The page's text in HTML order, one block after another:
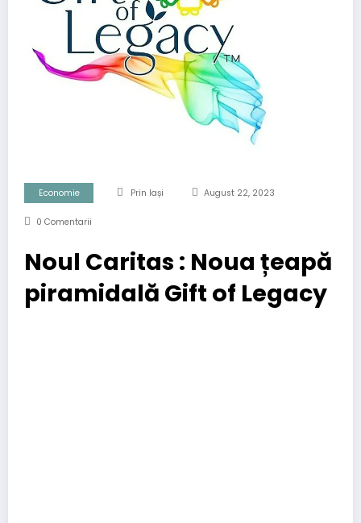
Economie Prin Iași August 22, 2023
0 Comentarii
Noul Caritas : Noua țeapă
piramidală Gift of Legacy